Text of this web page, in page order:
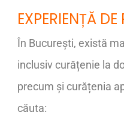
EXPERIENȚĂ DE
În București, există
inclusiv curățenie la
precum și curățenia
căuta: